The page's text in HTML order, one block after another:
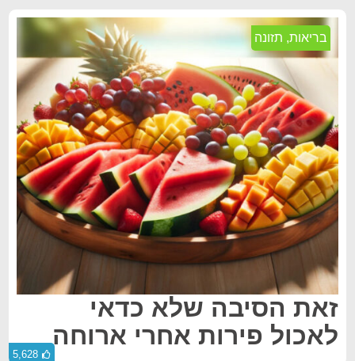
בריאות, תזונה
זאת הסיבה שלא כדאי
לאכול פירות אחרי ארוחה
5,628